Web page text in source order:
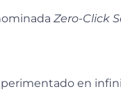
Zero-Click
en